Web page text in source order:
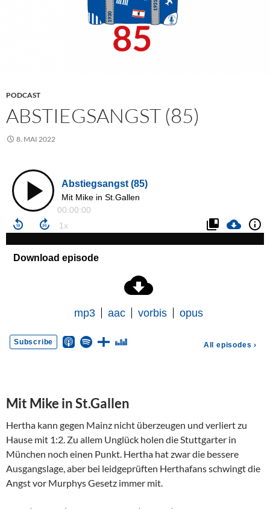
PODCAST
ABSTIEGSANGST (85)
8. MAI 2022
Mit Mike in St.Gallen
Hertha kann gegen Mainz nicht überzeugen und verliert zu
Hause mit 1:2. Zu allem Unglück holen die Stuttgarter in
München noch einen Punkt. Hertha hat zwar die bessere
Ausgangslage, aber bei leidgeprüften Herthafans schwingt die
Angst vor Murphys Gesetz immer mit.